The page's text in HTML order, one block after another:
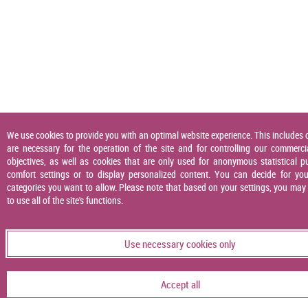
We use cookies to provide you with an optimal website experience. This includes
are necessary for the operation of the site and for controlling our
objectives, as well as cookies that are only used for anonymous statistical
comfort settings or to display personalized content. You can decide for
categories you want to allow. Please note that based on your settings, you
to use all of the site's functions.
Use necessary cookies only
Accept all